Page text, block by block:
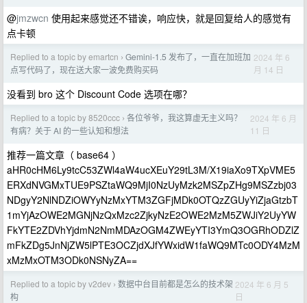
@jmzwcn 使用起来感觉还不错诶，响应快，就是回复给人的感觉有
点卡顿
Replied to a topic by emartcn › Gemini-1.5 发布了，一直在加班加
点写代码了，现在送大家一波免费购买码
2024 年 6
月 14 日
没看到 bro 这个 Discount Code 选项在哪？
Replied to a topic by 8520ccc › 各位爷爷，我这算虚无主义吗？
有病？关于 AI 的一些认知和想法
2024 年 6 月
11 日
推荐一篇文章（ base64 ）
aHR0cHM6Ly9tcC53ZWl4aW4ucXEuY29tL3M/X19iaXo9TXpVME5
ERXdNVGMxTUE9PSZtaWQ9MjI0NzUyMzk2MSZpZHg9MSZzbj03
NDgyY2NlNDZiOWYyNzMxYTM3ZGFjMDk0OTQzZGUyYiZjaGtzbT
1mYjAzOWE2MGNjNzQxMzc2ZjkyNzE2OWE2MzM5ZWJiY2UyYW
FkYTE2ZDVhYjdmN2NmMDAzOGM4ZWEyYTI3YmQ3OGRhODZlZ
mFkZDg5JnNjZW5lPTE3OCZjdXJfYWxidW1faWQ9MTc0ODY4MzM
xMzMxOTM3ODk0NSNyZA==
Replied to a topic by v2dev › 数据中台目前都是怎么的技术架
构
2024 年 6 月 5
日